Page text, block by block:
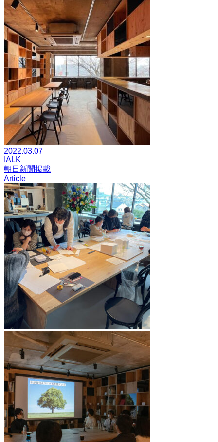
2022.03.07
IALK
朝日新聞掲載
Article